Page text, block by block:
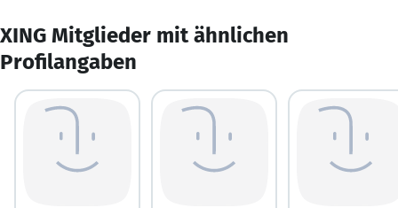
XING Mitglieder mit ähnlichen
Profilangaben